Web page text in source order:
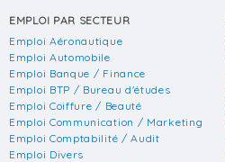
EMPLOI PAR SECTEUR
Emploi Aéronautique
Emploi Automobile
Emploi Banque / Finance
Emploi BTP / Bureau d'études
Emploi Coiffure / Beauté
Emploi Communication / Marketing
Emploi Comptabilité / Audit
Emploi Divers